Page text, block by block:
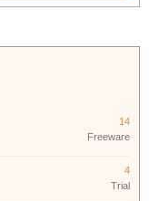
14
Freeware
4
Trial